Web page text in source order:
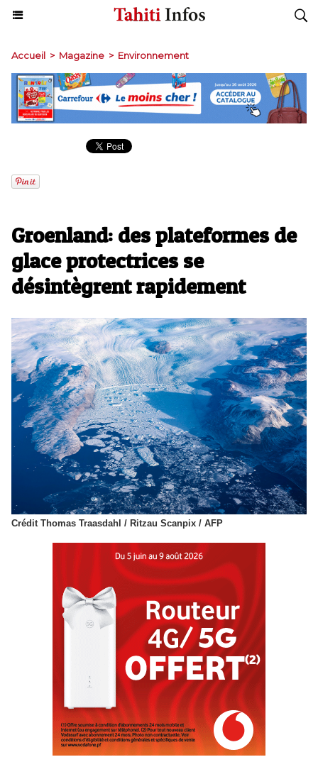
Accueil > Magazine > Environnement
Groenland: des plateformes de
glace protectrices se
désintègrent rapidement
Crédit Thomas Traasdahl / Ritzau Scanpix / AFP